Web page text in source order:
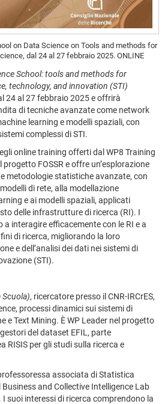
on Data Science on Tools and methods for
dal 24 al 27 febbraio 2025. ONLINE
School: tools and methods for
technology, and innovation (STI)
24 al 27 febbraio 2025 e offrirà
di tecniche avanzate come network
learning e modelli spaziali, con
complessi di STI.
online training offerti dal WP8 Training
FOSSR e offre un’esplorazione
metodologie statistiche avanzate, con
di rete, alla modellazione
e ai modelli spaziali, applicati
delle infrastrutture di ricerca (RI). I
interagire efficacemente con le RI e a
di ricerca, migliorando la loro
e dell’analisi dei dati nei sistemi di
(STI).
Scuola), ricercatore presso il CNR-IRCrES,
processi dinamici sui sistemi di
e Text Mining. È WP Leader nel progetto
del dataset EFIL, parte
RISIS per gli studi sulla ricerca e
associata di Statistica
and Collective Intelligence Lab
I suoi interessi di ricerca comprendono la